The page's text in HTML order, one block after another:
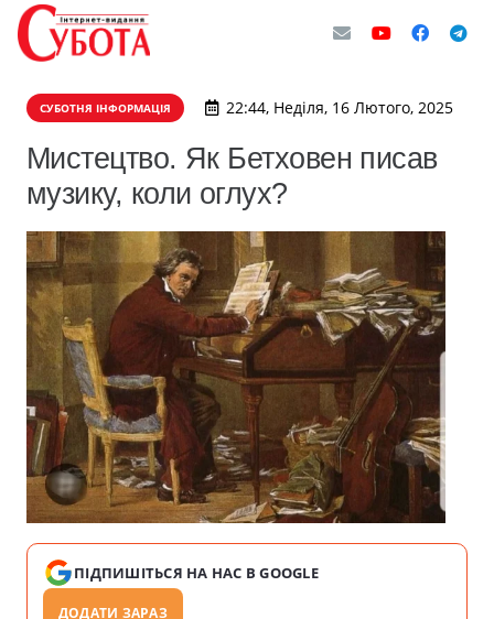
СУБОТНЯ ІНФОРМАЦІЯ 22:44, Неділя, 16 Лютого, 2025
Мистецтво. Як Бетховен писав
музику, коли оглух?
ПІДПИШІТЬСЯ НА НАС В GOOGLE
ДОДАТИ ЗАРАЗ